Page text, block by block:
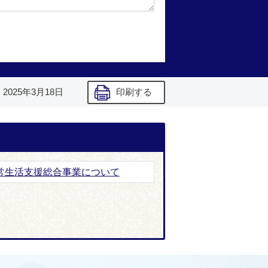
2025年3月18日 印刷する
活支援総合事業について